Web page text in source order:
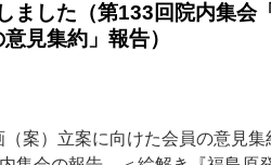
ました（第133回院内集会
見集約」報告）
案）立案に向けた会員の意見